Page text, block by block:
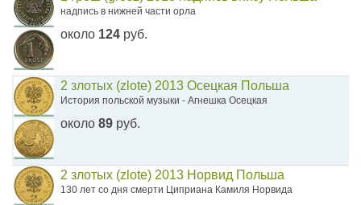
надпись в нижней части орла
около 124 руб.
2 злотых (zlote) 2013 Осецкая Польша
История польской музыки - Агнешка Осецкая
около 89 руб.
2 злотых (zlote) 2013 Норвид Польша
130 лет со дня смерти Циприана Камиля Норвида